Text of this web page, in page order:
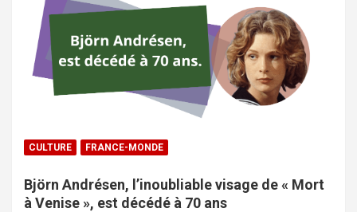
CULTURE FRANCE-MONDE
Björn Andrésen, l’inoubliable visage de « Mort
à Venise », est décédé à 70 ans